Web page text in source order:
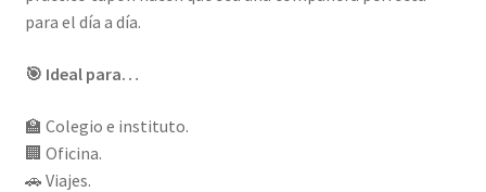
para el día a día.
🎯 Ideal para…
🏫 Colegio e instituto.
🏢 Oficina.
🚗 Viajes.